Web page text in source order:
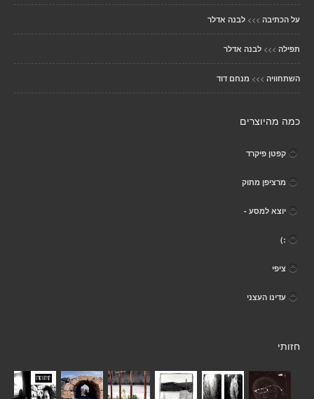
על הכתיבה >>> לבנה אדלר
תפילה >>> לבנה אדלר
השתחוויה >>> מנחם דוד
כמה מהיוצרים
קפטן פיקרד
מרציפן מתוק
יוצא למסע -
:)
ציפי
עדינו העצני
חזותי